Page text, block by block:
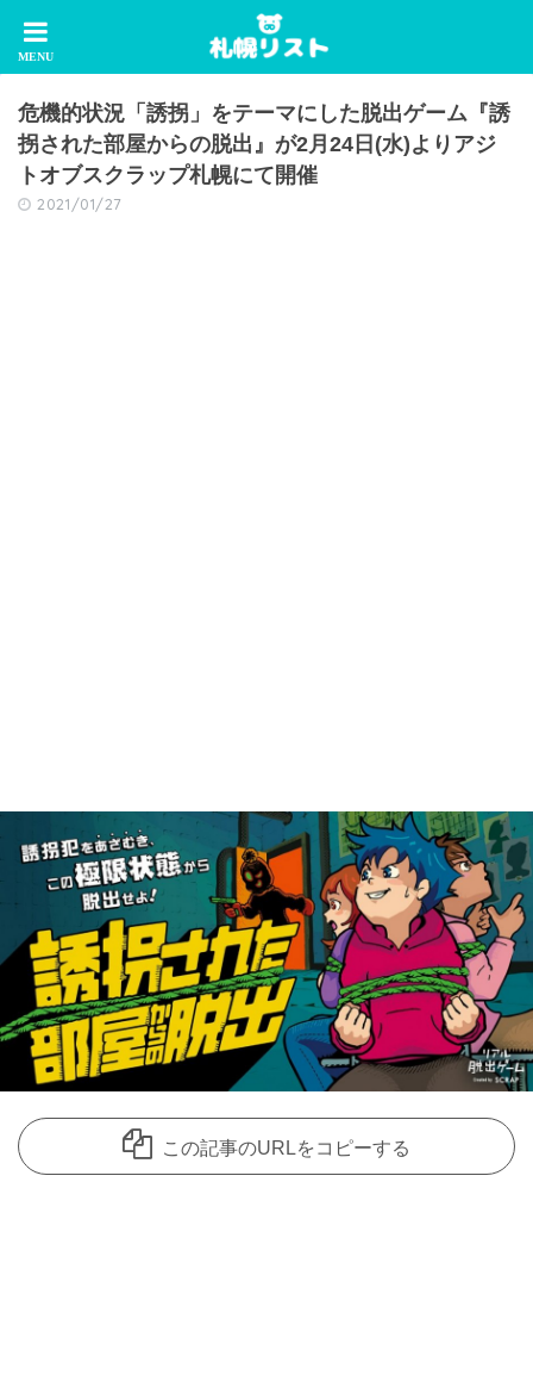
危機的状況「誘拐」をテーマにした脱出ゲーム『誘
拐された部屋からの脱出』が2月24日(水)よりアジ
トオブスクラップ札幌にて開催
2021/01/27
この記事のURLをコピーする